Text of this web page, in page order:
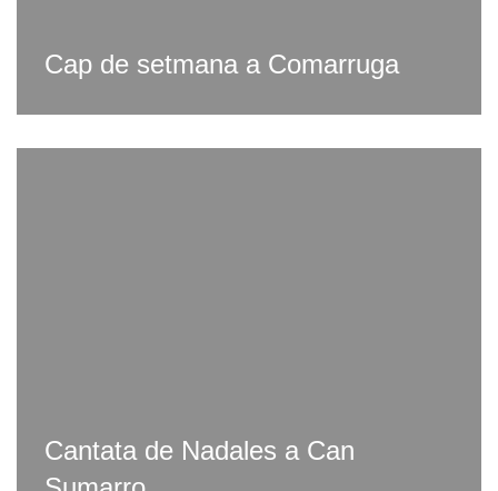
Cap de setmana a Comarruga
Cantata de Nadales a Can